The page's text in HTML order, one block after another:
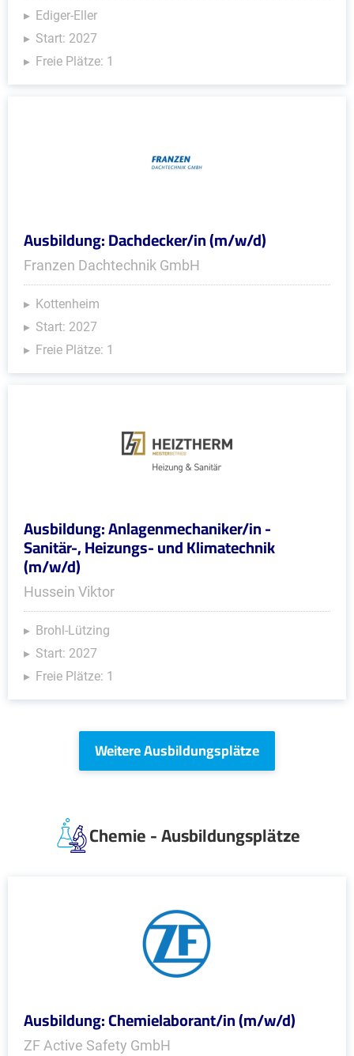
Ediger-Eller
Start: 2027
Freie Plätze: 1
Ausbildung: Dachdecker/in (m/w/d)
Franzen Dachtechnik GmbH
Kottenheim
Start: 2027
Freie Plätze: 1
Ausbildung: Anlagenmechaniker/in -
Sanitär-, Heizungs- und Klimatechnik
(m/w/d)
Hussein Viktor
Brohl-Lützing
Start: 2027
Freie Plätze: 1
Weitere Ausbildungsplätze
Chemie - Ausbildungsplätze
Ausbildung: Chemielaborant/in (m/w/d)
ZF Active Safety GmbH